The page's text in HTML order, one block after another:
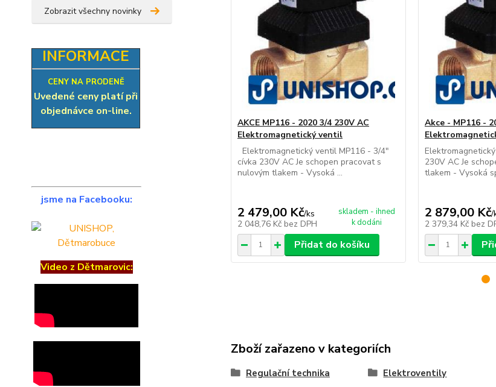
Zobrazit všechny novinky
INFORMACE
CENY NA PRODENĚ
Uvedené ceny platí při
objednávce on-line.
jsme na Facebooku:
Video z Dětmarovic:
AKCE MP116 - 2020 3/4 230V AC
Elektromagnetický ventil
Elektromagnetický ventil MP116 - 3/4"
cívka 230V AC Je schopen pracovat s
nulovým tlakem - Vysoká ...
2 479,00 Kč/ks
2 048,76 Kč bez DPH
skladem - ihned
k dodáni
Přidat do košíku
Akce - MP116 -
230V AC Je
tlakem - Vysoká
2 879,00 Kč/
2 379,34 Kč bez
Zboží zařazeno v kategoriích
Regulační technika Elektroventily